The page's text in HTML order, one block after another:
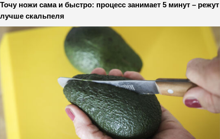
Точу ножи сама и быстро: процесс занимает 5 минут – режут
лучше скальпеля